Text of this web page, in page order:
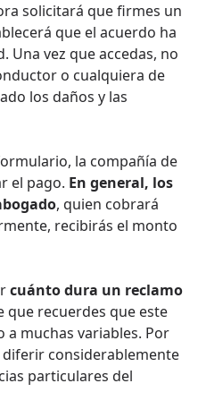
solicitará que firmes un
que el acuerdo ha
Una vez que accedas, no
o cualquiera de
los daños y las
la compañía de
el pago. En general, los
, quien cobrará
recibirás el monto
cuánto dura un reclamo
que recuerdes que este
a muchas variables. Por
considerablemente
particulares del